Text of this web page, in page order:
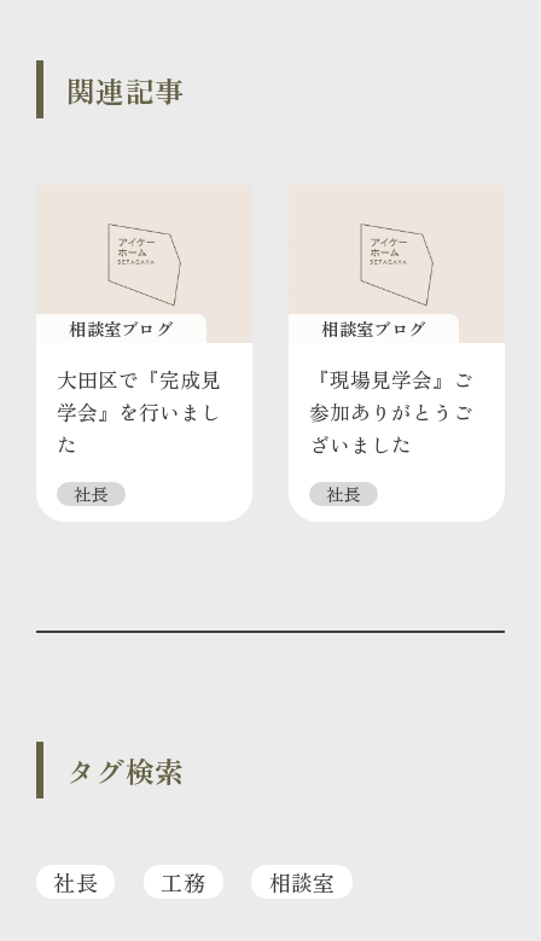
関連記事
相談室ブログ
大田区で『完成見
学会』を行いまし
た
社長
相談室ブログ
『現場見学会』ご
参加ありがとうご
ざいました
社長
タグ検索
社長 工務 相談室